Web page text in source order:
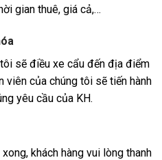
gian thuê, giá cả,…
sẽ điều xe cẩu đến địa điểm
viên của chúng tôi sẽ tiến hành
yêu cầu của KH.
khách hàng vui lòng thanh